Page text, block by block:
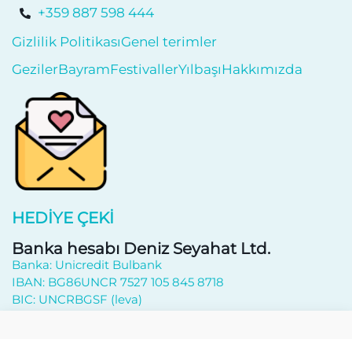
+359 887 598 444
Gizlilik PolitikasıGenel terimler
GezilerBayramFestivallerYılbaşı Hakkımızda
HEDIYE ÇEKI
Banka hesabı Deniz Seyahat Ltd.
Banka: Unicredit Bulbank
IBAN: BG86UNCR 7527 105 845 8718
BIC: UNCRBGSF (leva)